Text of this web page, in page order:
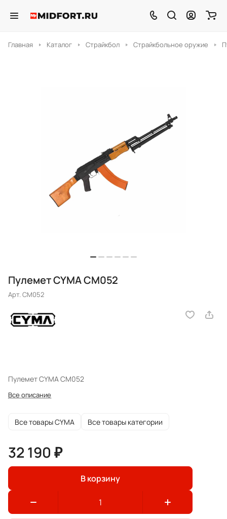
Главная Каталог Страйкбол Страйкбольное оружие
Пулемет CYMA CM052
Арт.CM052
Пулемет CYMA CM052
Все описание
Все товары CYMA Все товары категории
32 190 ₽
В корзину